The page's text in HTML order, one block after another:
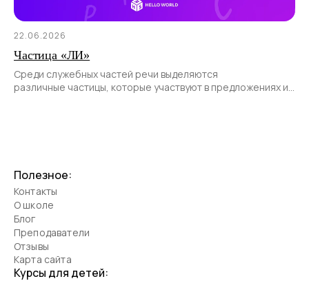
22.06.2026
Частица «ЛИ»
Среди служебных частей речи выделяются
различные частицы, которые участвуют в предложениях и
Полезное:
Контакты
О школе
Блог
Преподаватели
Отзывы
Карта сайта
Курсы для детей: